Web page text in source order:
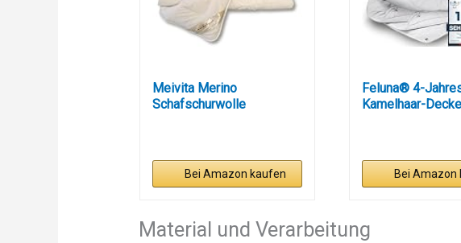
Meivita Merino
Schafschurwolle
Bei Amazon kaufen
Feluna® 4-
Kamelhaar-
Bei Amazon
Material und Verarbeitung